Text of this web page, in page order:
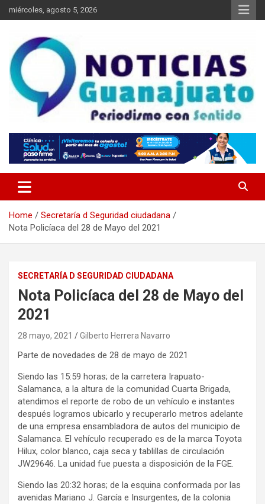
to
miércoles, agosto 5, 2026
Noticias Guanajuato
Home
Secretaría d Seguridad ciudadana
Nota Policíaca del 28 de Mayo del 2021
SECRETARÍA D SEGURIDAD CIUDADANA
Nota Policíaca del 28 de Mayo del
2021
28 mayo, 2021 Gilberto Herrera Navarro
Parte de novedades de 28 de mayo de 2021
Siendo las 15:59 horas; de la carretera Irapuato-
Salamanca, a la altura de la comunidad Cuarta Brigada,
atendimos el reporte de robo de un vehículo e instantes
después logramos ubicarlo y recuperarlo metros adelante
de una empresa ensambladora de autos del municipio de
Salamanca. El vehículo recuperado es de la marca Toyota
Hilux, color blanco, caja seca y tablillas de circulación
JW29646. La unidad fue puesta a disposición de la FGE.
Siendo las 20:32 horas; de la esquina conformada por las
avenidas Mariano J. García e Insurgentes, de la colonia